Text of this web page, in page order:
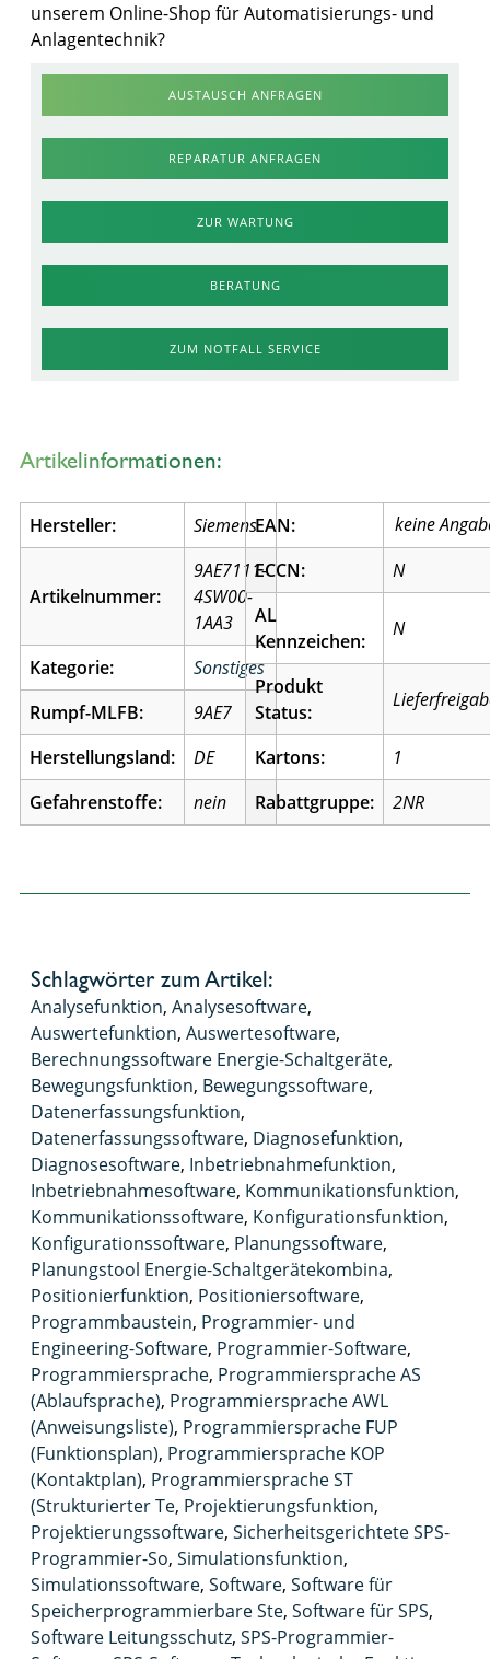
unserem Online-Shop für Automatisierungs- und
Anlagentechnik?
AUSTAUSCH ANFRAGEN
REPARATUR ANFRAGEN
ZUR WARTUNG
BERATUNG
ZUM NOTFALL SERVICE
Artikelinformationen:
Hersteller: Siemens
Artikelnummer:
9AE7111-
4SW00-
1AA3
Kategorie:
Sonstiges
Rumpf-MLFB:
9AE7
Herstellungsland:
DE
Gefahrenstoffe:
nein
EAN:
ECCN:
N
AL
Kennzeichen:
N
Produkt
Status:
Kartons:
1
Rabattgruppe:
2NR
Schlagwörter zum Artikel:
Analysefunktion, Analysesoftware,
Auswertefunktion, Auswertesoftware,
Berechnungssoftware Energie-Schaltgeräte,
Bewegungsfunktion, Bewegungssoftware,
Datenerfassungsfunktion,
Datenerfassungssoftware, Diagnosefunktion,
Diagnosesoftware, Inbetriebnahmefunktion,
Inbetriebnahmesoftware, Kommunikationsfunktion,
Kommunikationssoftware, Konfigurationsfunktion,
Konfigurationssoftware, Planungssoftware,
Planungstool Energie-Schaltgerätekombina,
Positionierfunktion, Positioniersoftware,
Programmbaustein, Programmier- und
Engineering-Software, Programmier-Software,
Programmiersprache, Programmiersprache AS
(Ablaufsprache), Programmiersprache AWL
(Anweisungsliste), Programmiersprache FUP
(Funktionsplan), Programmiersprache KOP
(Kontaktplan), Programmiersprache ST
(Strukturierter Te, Projektierungsfunktion,
Projektierungssoftware, Sicherheitsgerichtete SPS-
Programmier-So, Simulationsfunktion,
Simulationssoftware, Software, Software für
Speicherprogrammierbare Ste, Software für SPS,
Software Leitungsschutz, SPS-Programmier-